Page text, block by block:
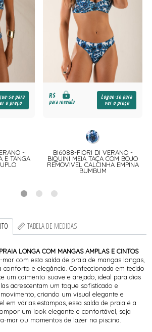
se para
o preço
-
E TANGA
R$
para revenda
Logue-se para
ver o preço
BI6088-FIORI DI VERANO -
BIQUINI MEIA TAÇA COM BOJO
REMOVIVEL CALCINHA EMPINA
BUMBUM
TABELA DE MEDIDAS
LONGA COM MANGAS AMPLAS E CINTOS
com esta saída de praia de mangas longas,
conforto e elegância. Confeccionada em tecido
um caimento suave e arejado, ideal para dias
acrescentam um toque sofisticado e
criando um visual elegante e
em várias estampas, essa saída de praia é a
um look elegante e confortável, seja
mar ou momentos de lazer na piscina.